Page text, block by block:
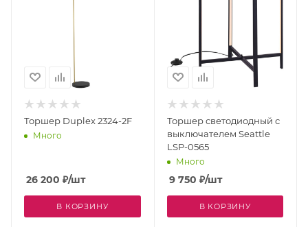
Торшер Duplex 2324-2F
Много
26 200 ₽/шт
В КОРЗИНУ
Торшер светодиодный с
выключателем Seattle
LSP-0565
Много
9 750 ₽/шт
В КОРЗИНУ